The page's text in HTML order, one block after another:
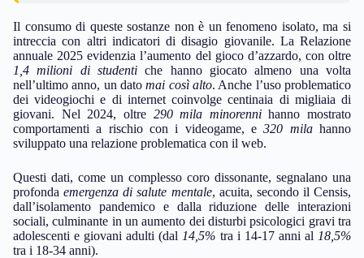
Il consumo di queste sostanze non è un fenomeno isolato, ma si
intreccia con altri indicatori di disagio giovanile. La Relazione
annuale 2025 evidenzia l’aumento del gioco d’azzardo, con oltre
1,4 milioni di studenti che hanno giocato almeno una volta
nell’ultimo anno, un datomai così alto. Anche l’uso problematico
dei videogiochi e di internet coinvolge centinaia di migliaia di
giovani. Nel 2024, oltre 290 mila minorennihanno mostrato
comportamenti a rischio con i videogame, e320 milahanno
sviluppato una relazione problematica con il web.
Questi dati, come un complesso coro dissonante, segnalano una
profondaemergenza di salute mentale, acuita, secondo il Censis,
dall’isolamento pandemico e dalla riduzione delle interazioni
sociali, culminante in un aumento dei disturbi psicologici gravi tra
adolescenti e giovani adulti (dal 14,5% tra i 14-17 anni al 18,5%
tra i 18-34 anni).